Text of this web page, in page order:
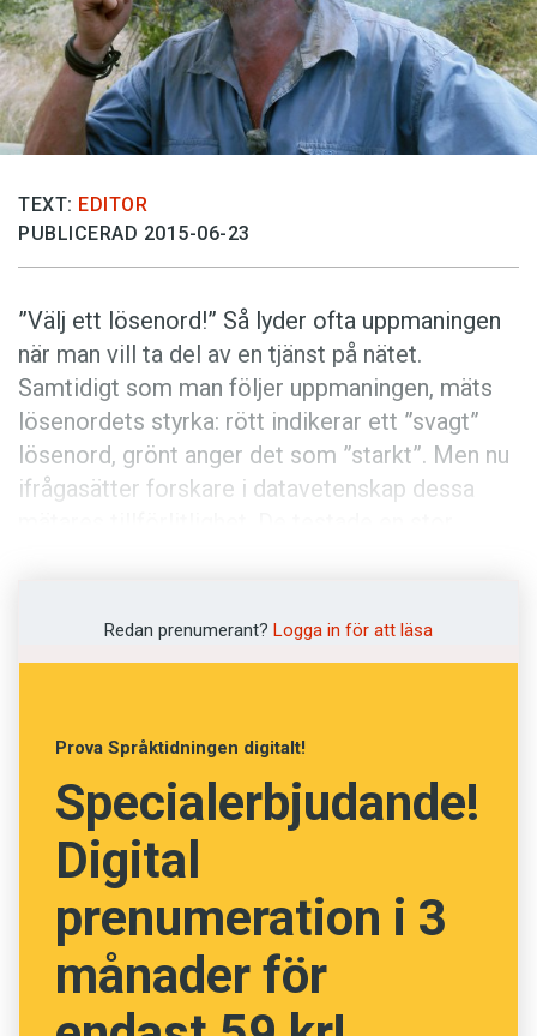
Kviss
Podden
Anmäl till språkpolisen
Föreslå nyord
Annonsera
Prenumerera
Press
TEXT: EDITOR
PUBLICERAD 2015-06-23
”Välj ett lösenord!” Så lyder ofta uppmaningen
när man vill ta del av en tjänst på nätet.
Samtidigt som man följer uppmaningen, mäts
lösenordets styrka: rött indikerar ett ”svagt”
lösenord, grönt anger det som ”starkt”. Men nu
ifrågasätter forskare i datavetenskap dessa
orden. Vissa gick mest på längden, och sådant
somLösenord1234bedömdes som ”starkt”.
Redan prenumerant? Logga in för att läsa
Prova Språktidningen digitalt!
Specialerbjudande!
Digital
prenumeration i 3
månader för